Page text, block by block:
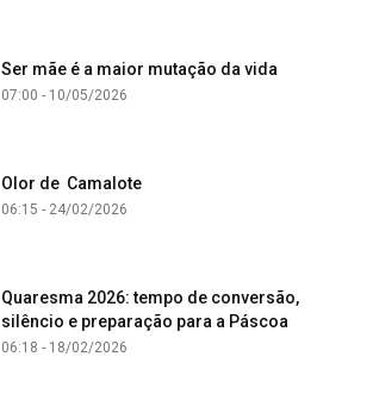
Ser mãe é a maior mutação da vida
07:00 - 10/05/2026
Olor de Camalote
06:15 - 24/02/2026
Quaresma 2026: tempo de conversão,
silêncio e preparação para a Páscoa
06:18 - 18/02/2026